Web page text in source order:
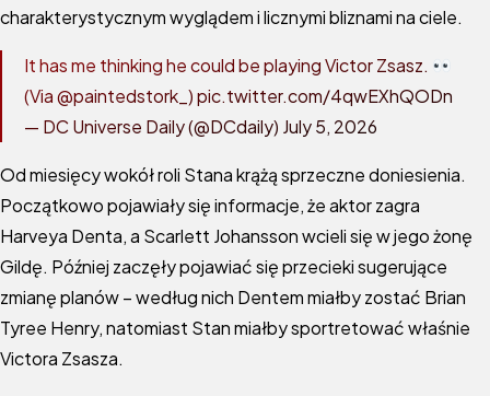
charakterystycznym wyglądem i licznymi bliznami na ciele.
It has me thinking he could be playing Victor Zsasz.
(Via@paintedstork_ )pic.twitter.com/4qwEXhQODn
— DC Universe Daily (@DCdaily) July 5, 2026
Od miesięcy wokół roli Stana krążą sprzeczne doniesienia.
Początkowo pojawiały się informacje, że aktor zagra
Harveya Denta, a Scarlett Johansson wcieli się w jego żonę
Gildę. Później zaczęły pojawiać się przecieki sugerujące
zmianę planów – według nich Dentem miałby zostać Brian
Tyree Henry, natomiast Stan miałby sportretować właśnie
Victora Zsasza.